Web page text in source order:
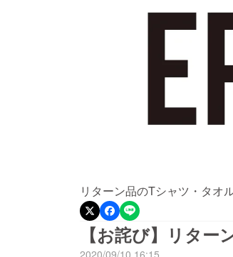
リターン品のTシャツ・タオ
【お詫び】リタ
2020/09/10 16:15